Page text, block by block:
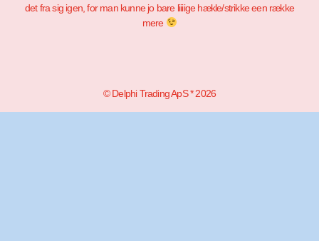
det fra sig igen, for man kunne jo bare liiiige hækle/strikke een række
mere
© Delphi Trading ApS * 2026